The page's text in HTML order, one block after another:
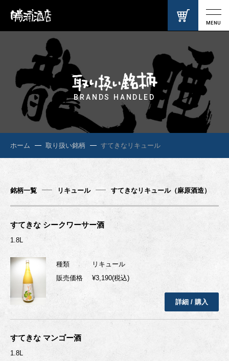
MENU
BRANDS HANDLED
ホーム 取り扱い銘柄 すてきなリキュール
銘柄一覧 リキュール すてきなリキュール（麻原酒造）
すてきな シークワーサー酒
1.8L
種類
リキュール
販売価格
¥3,190(税込)
詳細 / 購入
すてきな マンゴー酒
1.8L